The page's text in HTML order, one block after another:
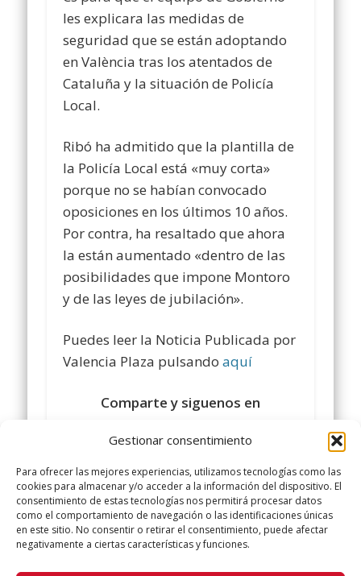
Gestionar consentimiento
Para ofrecer las mejores experiencias, utilizamos tecnologías como las
cookies para almacenar y/o acceder a la información del dispositivo. El
consentimiento de estas tecnologías nos permitirá procesar datos
como el comportamiento de navegación o las identificaciones únicas
en este sitio. No consentir o retirar el consentimiento, puede afectar
negativamente a ciertas características y funciones.
les explicara las medidas de
seguridad que se están adoptando
en València tras los atentados de
Cataluña y la situación de Policía
Local.
Ribó ha admitido que la plantilla de
la Policía Local está «muy corta»
porque no se habían convocado
oposiciones en los últimos 10 años.
Por contra, ha resaltado que ahora
la están aumentado «dentro de las
posibilidades que impone Montoro
y de las leyes de jubilación».
Puedes leer la Noticia Publicada por
Valencia Plaza pulsandoaquí
Comparte y siguenos en
https://www.facebook.com/policialocalugt/
#sindicatopolicialocalugt#UGT
+Sindicato Policía Local UGT
twitter.com/UGTPoliciaLocal
http://www.policialocalugt.es